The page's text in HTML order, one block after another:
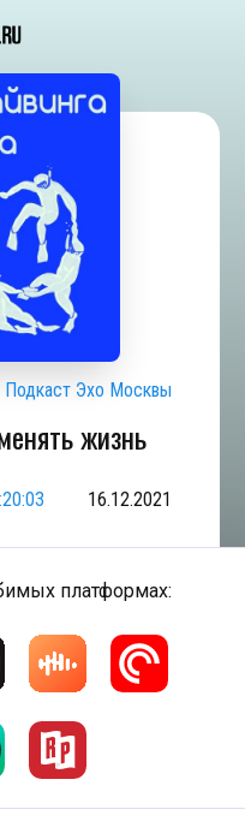
Подкаст Эхо Москвы
жизнь
16.12.2021
платформах: